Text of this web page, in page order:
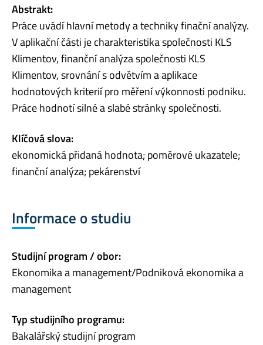
Abstrakt:
Práce uvádí hlavní metody a techniky finační analýzy.
V aplikační části je charakteristika společnosti KLS
Klimentov, finanční analýza společnosti KLS
Klimentov, srovnání s odvětvím a aplikace
hodnotových kriterií pro měření výkonnosti podniku.
Práce hodnotí silné a slabé stránky společnosti.
Klíčová slova:
ekonomická přidaná hodnota; poměrové ukazatele;
finanční analýza; pekárenství
Informace o studiu
Studijní program / obor:
Ekonomika a management/Podniková ekonomika a
management
Typ studijního programu:
Bakalářský studijní program